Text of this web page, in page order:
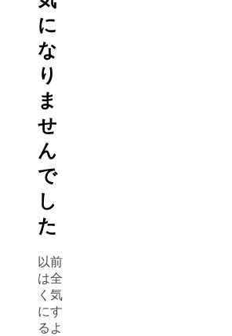
に
な
り
ま
せ
ん
で
し
た
以前
は全
く気
にす
るよ